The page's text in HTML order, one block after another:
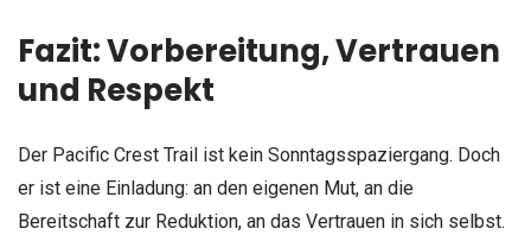
Fazit: Vorbereitung, Vertrauen
und Respekt
Der Pacific Crest Trail ist kein Sonntagsspaziergang. Doch
er ist eine Einladung: an den eigenen Mut, an die
Bereitschaft zur Reduktion, an das Vertrauen in sich selbst.